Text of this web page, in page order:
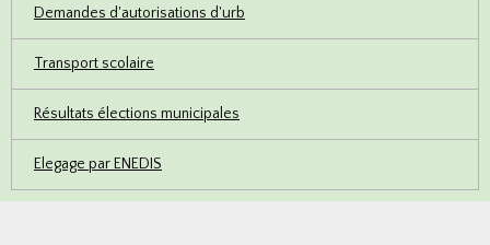
Demandes d'autorisations d'urb
Transport scolaire
Résultats élections municipales
Elegage par ENEDIS